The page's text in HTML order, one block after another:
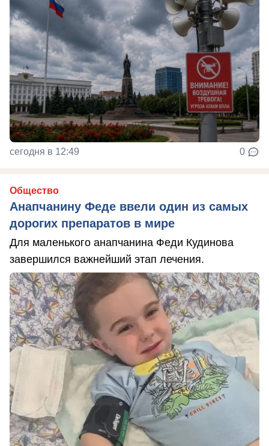
сегодня в 12:49 0
Общество
Анапчанину Феде ввели один из самых
дорогих препаратов в мире
Для маленького анапчанина Феди Кудинова
завершился важнейший этап лечения.